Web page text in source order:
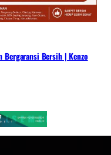
Bergaransi Bersih | Kenzo